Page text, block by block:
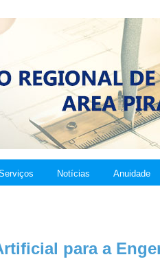
Notícias Anuidade
para a